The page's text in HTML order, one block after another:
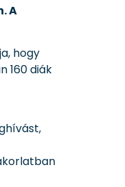
A
hogy
160 diák